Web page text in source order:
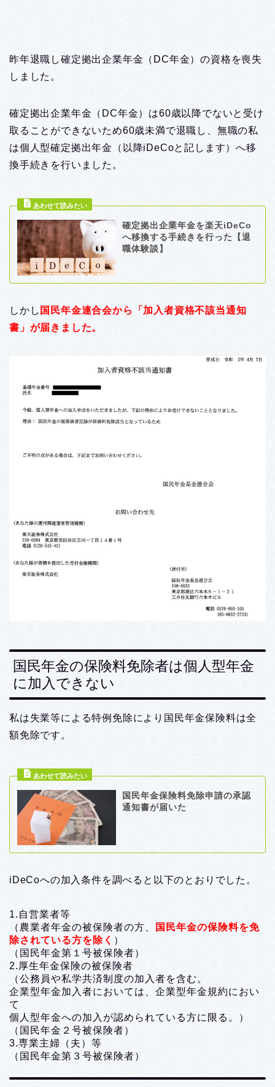
昨年退職し確定拠出企業年金（DC年金）の資格を喪失
しました。
確定拠出企業年金（DC年金）は60歳以降でないと受け
取ることができないため60歳未満で退職し、無職の私
は個人型確定拠出年金（以降iDeCoと記します）へ移
換手続きを行いました。
確定拠出企業年金を楽天iDeCo
へ移換する手続きを行った【退
職体験談】
しかし 国民年金連合会から「加入者資格不該当通知
書」が届きました。
国民年金の保険料免除者は個人型年金
に加入できない
私は失業等による特例免除により国民年金保険料は全
額免除です。
国民年金保険料免除申請の承認
通知書が届いた
iDeCoへの加入条件を調べると以下のとおりでした。
1.自営業者等
（農業者年金の被保険者の方、
国民年金の保険料を免
除されている方を除く ）
（国民年金第１号被保険者）
2.厚生年金保険の被保険者
（公務員や私学共済制度の加入者を含む。
企業型年金加入者においては、企業型年金規約におい
て
個人型年金への加入が認められている方に限る。）
（国民年金２号被保険者）
3.専業主婦（夫）等
（国民年金第３号被保険者）